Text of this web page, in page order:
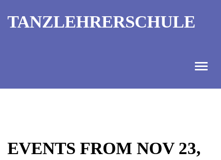
TANZLEHRERSCHULE
AUSBILDUNGTERMINE
EVENTS FROM NOV 23,